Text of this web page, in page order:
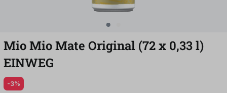
Mio Mio Mate Original (72x 0,33l)
EINWEG
-3%